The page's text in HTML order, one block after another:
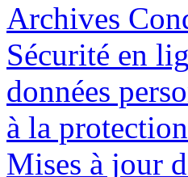
Archives
Sécurité en
données
à la
Mises à jour